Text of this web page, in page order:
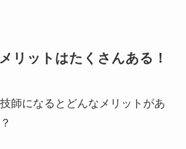
リットはたくさんある！
師になるとどんなメリットがあ